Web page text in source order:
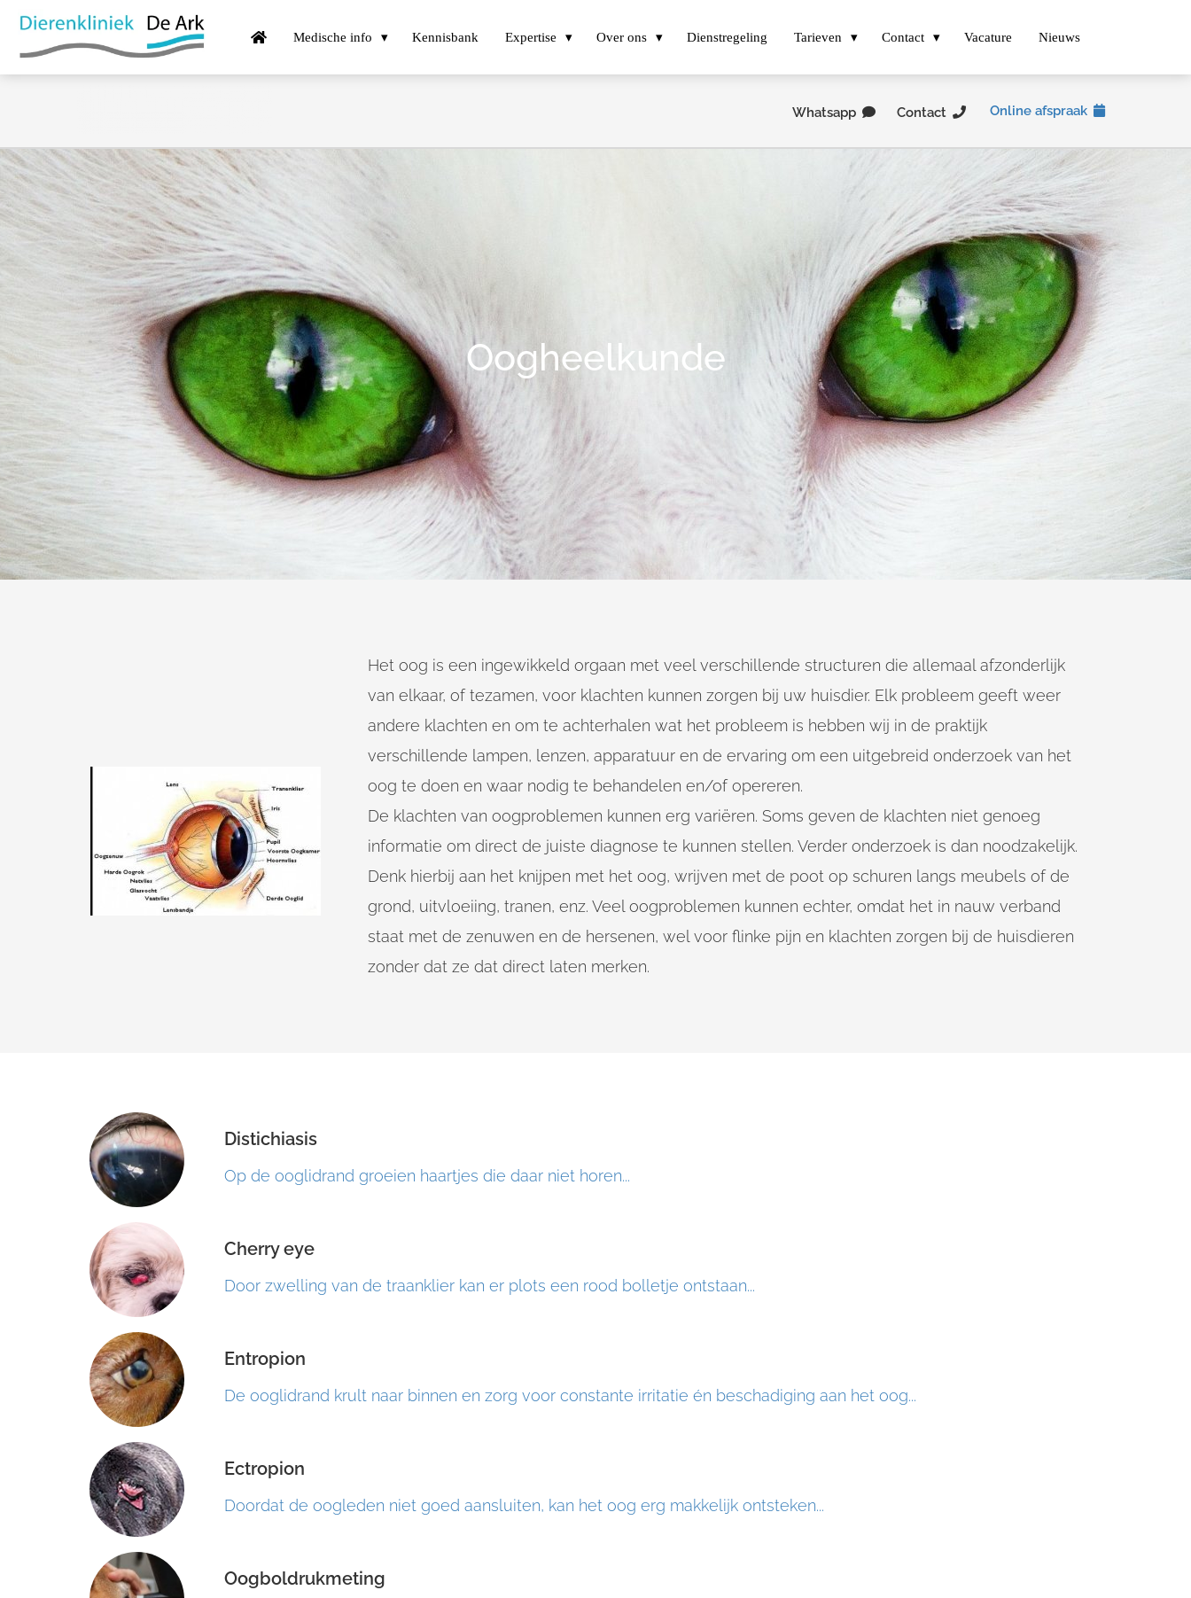
Medische info Kennisbank Expertise Over ons Dienstregeling Tarieven Contact Vacature Nieuws
Whatsapp Contact Online afspraak
Oogheelkunde
Het oog is een ingewikkeld orgaan met veel verschillende structuren die allemaal afzonderlijk
van elkaar, of tezamen, voor klachten kunnen zorgen bij uw huisdier. Elk probleem geeft weer
andere klachten en om te achterhalen wat het probleem is hebben wij in de praktijk
verschillende lampen, lenzen, apparatuur en de ervaring om een uitgebreid onderzoek van het
oog te doen en waar nodig te behandelen en/of opereren.
De klachten van oogproblemen kunnen erg variëren. Soms geven de klachten niet genoeg
informatie om direct de juiste diagnose te kunnen stellen. Verder onderzoek is dan noodzakelijk.
Denk hierbij aan het knijpen met het oog, wrijven met de poot op schuren langs meubels of de
grond, uitvloeiing, tranen, enz. Veel oogproblemen kunnen echter, omdat het in nauw verband
staat met de zenuwen en de hersenen, wel voor flinke pijn en klachten zorgen bij de huisdieren
zonder dat ze dat direct laten merken.
Distichiasis
Op de ooglidrand groeien haartjes die daar niet horen...
Cherry eye
Door zwelling van de traanklier kan er plots een rood bolletje ontstaan...
Entropion
De ooglidrand krult naar binnen en zorg voor constante irritatie én beschadiging aan het oog...
Ectropion
Doordat de oogleden niet goed aansluiten, kan het oog erg makkelijk ontsteken...
Oogboldrukmeting